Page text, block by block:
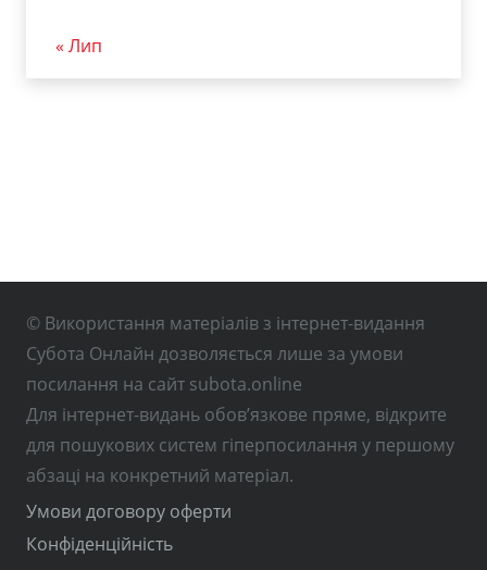
« Лип
© Використання матеріалів з інтернет-видання
Субота Онлайн дозволяється лише за умови
посилання на сайт subota.online
Для інтернет-видань обов’язкове пряме, відкрите
для пошукових систем гіперпосилання у першому
абзаці на конкретний матеріал.
Умови договору оферти
Конфіденційність